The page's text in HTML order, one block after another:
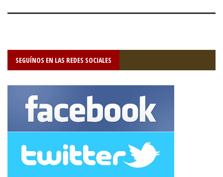
SEGUÍNOS EN LAS REDES SOCIALES